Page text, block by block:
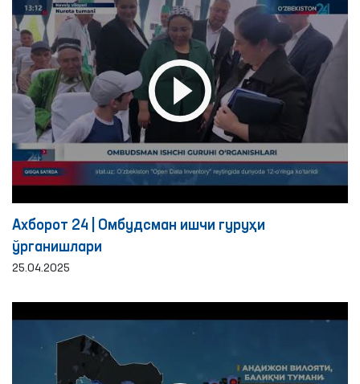
Ахборот 24 | Омбудсман ишчи гуруҳи
ўрганишлари
25.04.2025